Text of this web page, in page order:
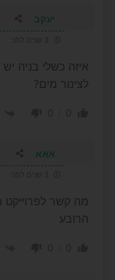
יעקב
איזה כשלי בניה יש
לצינור מים?
אאא
מה קשר לפרוייקט
הרובע